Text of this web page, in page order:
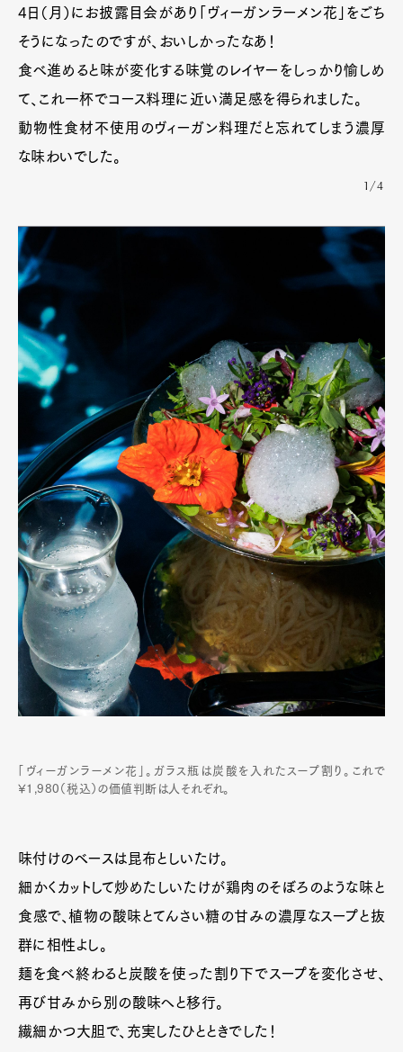
4日（月）にお披露目会があり「ヴィーガンラーメン花」をごち
そうになったのですが、おいしかったなあ！
食べ進めると味が変化する味覚のレイヤーをしっかり愉しめ
て、これ一杯でコース料理に近い満足感を得られました。
動物性食材不使用のヴィーガン料理だと忘れてしまう濃厚
な味わいでした。
1/4
「ヴィーガンラーメン花」。ガラス瓶は炭酸を入れたスープ割り。これで
¥1,980（税込）の価値判断は人それぞれ。
味付けのベースは昆布としいたけ。
細かくカットして炒めたしいたけが鶏肉のそぼろのような味と
食感で、植物の酸味とてんさい糖の甘みの濃厚なスープと抜
群に相性よし。
麺を食べ終わると炭酸を使った割り下でスープを変化させ、
再び甘みから別の酸味へと移行。
繊細かつ大胆で、充実したひとときでした！